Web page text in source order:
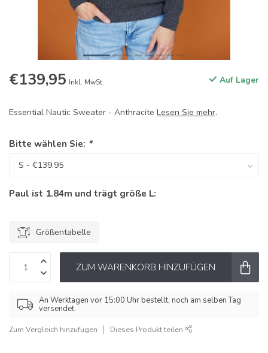
€139,95 Inkl. MwSt. Auf Lager
Essential Nautic Sweater - Anthracite Lesen Sie mehr.
Bitte wählen Sie: *
Paul ist 1.84m und trägt größe L:
Größentabelle
ZUM WARENKORB HINZUFÜGEN
An Werktagen vor 15:00 Uhr bestellt, noch am selben Tag
versendet.
Zum Vergleich hinzufügen Dieses Produkt teilen